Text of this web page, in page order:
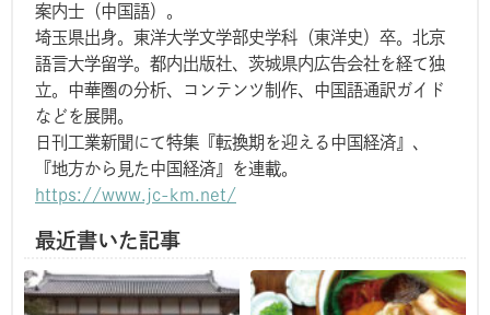
案内士（中国語）。
埼玉県出身。東洋大学文学部史学科（東洋史）卒。北京
語言大学留学。都内出版社、茨城県内広告会社を経て独
立。中華圏の分析、コンテンツ制作、中国語通訳ガイド
などを展開。
日刊工業新聞にて特集『転換期を迎える中国経済』、
『地方から見た中国経済』を連載。
https://www.jc-km.net/
最近書いた記事